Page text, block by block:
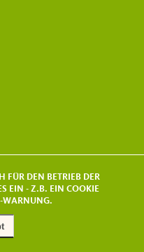
FÜR DEN BETRIEB DER
EIN - Z.B. EIN COOKIE
WARNUNG.